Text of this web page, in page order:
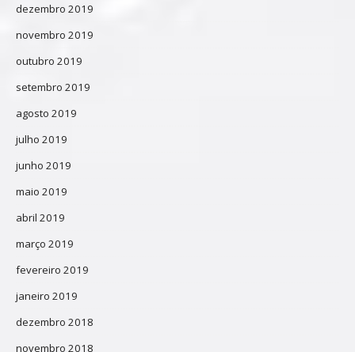
dezembro 2019
novembro 2019
outubro 2019
setembro 2019
agosto 2019
julho 2019
junho 2019
maio 2019
abril 2019
março 2019
fevereiro 2019
janeiro 2019
dezembro 2018
novembro 2018